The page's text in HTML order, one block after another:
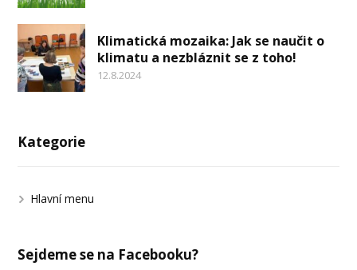
Klimatická mozaika: Jak se naučit o
klimatu a nezbláznit se z toho!
12.8.2024
Kategorie
Hlavní menu
Sejdeme se na Facebooku?